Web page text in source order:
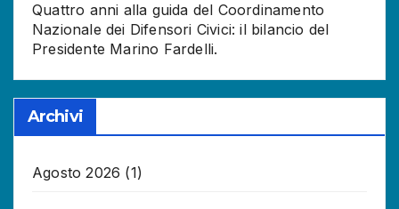
Quattro anni alla guida del Coordinamento
Nazionale dei Difensori Civici: il bilancio del
Presidente Marino Fardelli.
Archivi
Agosto 2026 (1)